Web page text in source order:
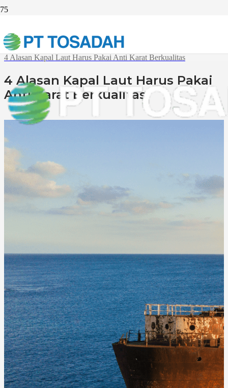
Beranda
Article
4 Alasan Kapal Laut Harus Pakai Anti Karat Berkualitas
4 Alasan Kapal Laut Harus Pakai
Anti Karat Berkualitas